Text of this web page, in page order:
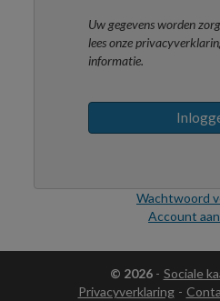
Uw gegevens worden
lees onze
informatie.
Wachtwoord
Account
© 2026- Sociale
Privacyverklaring -